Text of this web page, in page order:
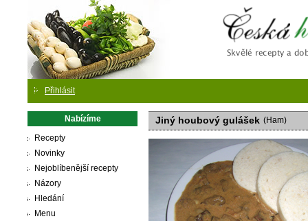
Přihlásit
Nabízíme
Recepty
Novinky
Nejoblíbenější recepty
Názory
Hledání
Menu
Jiný houbový gulášek (Ham)